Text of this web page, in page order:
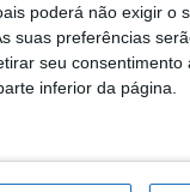
poderá não exigir o
suas preferências
seu
inferior da página.
0 Rádio